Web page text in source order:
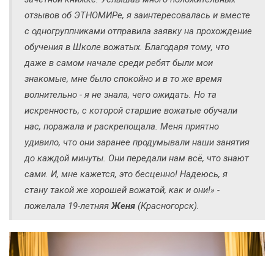
отзывов об ЭТНОМИРе, я заинтересовалась и вместе
с одногруппниками отправила заявку на прохождение
обучения в Школе вожатых. Благодаря тому, что
даже в самом начале среди ребят были мои
знакомые, мне было спокойно и в то же время
волнительно - я не знала, чего ожидать. Но та
искренность, с которой старшие вожатые обучали
нас, поражала и раскрепощала. Меня приятно
удивило, что они заранее продумывали наши занятия
до каждой минуты. Они передали нам всё, что знают
сами. И, мне кажется, это бесценно! Надеюсь, я
стану такой же хорошей вожатой, как и они!» -
пожелала 19-летняяЖеня (Красногорск).